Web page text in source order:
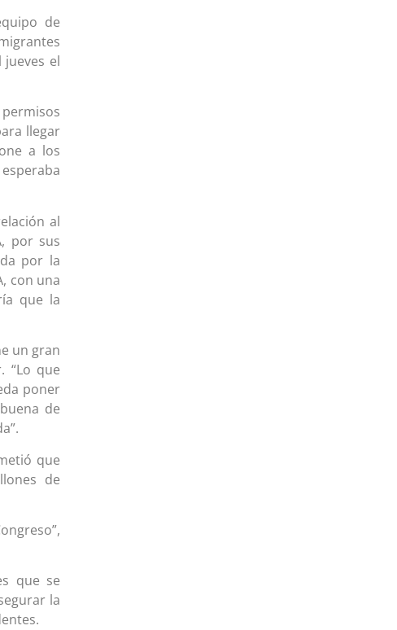
de
el
llegar
a los
al
por sus
por la
con una
que la
un gran
“Lo que
poner
de
que
de
que se
la